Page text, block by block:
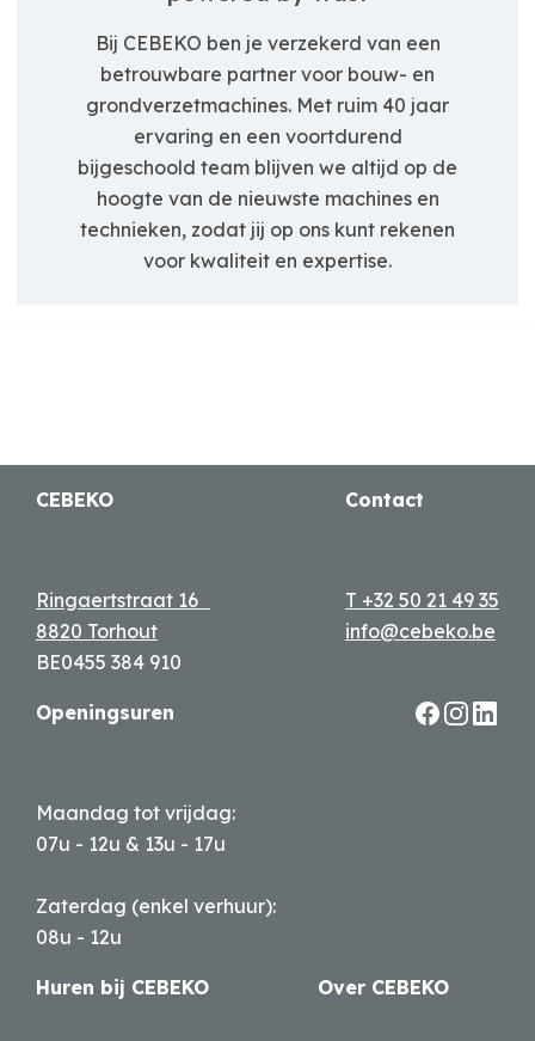
Bij CEBEKO ben je verzekerd van een
betrouwbare partner voor bouw- en
grondverzetmachines. Met ruim 40 jaar
ervaring en een voortdurend
bijgeschoold team blijven we altijd op de
hoogte van de nieuwste machines en
technieken, zodat jij op ons kunt rekenen
voor kwaliteit en expertise.
CEBEKO
Ringaertstraat 16
8820 Torhout
BE0455 384 910
Contact
T +32 50 21 49 35
info@cebeko.be
Openingsuren
Maandag tot vrijdag:
07u - 12u & 13u - 17u
Zaterdag (enkel verhuur):
08u - 12u
Huren bij CEBEKO Over CEBEKO